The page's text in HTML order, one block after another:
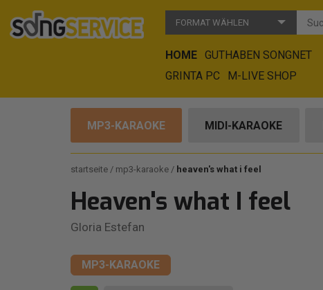
FORMAT WÄHLEN
HOME GUTHABEN SONGNET
GRINTA PC
M-LIVE SHOP
MP3-KARAOKE MIDI-KARAOKE
startseite mp3-karaoke heaven's what i feel
Heaven's what I feel
Gloria Estefan
MP3-KARAOKE